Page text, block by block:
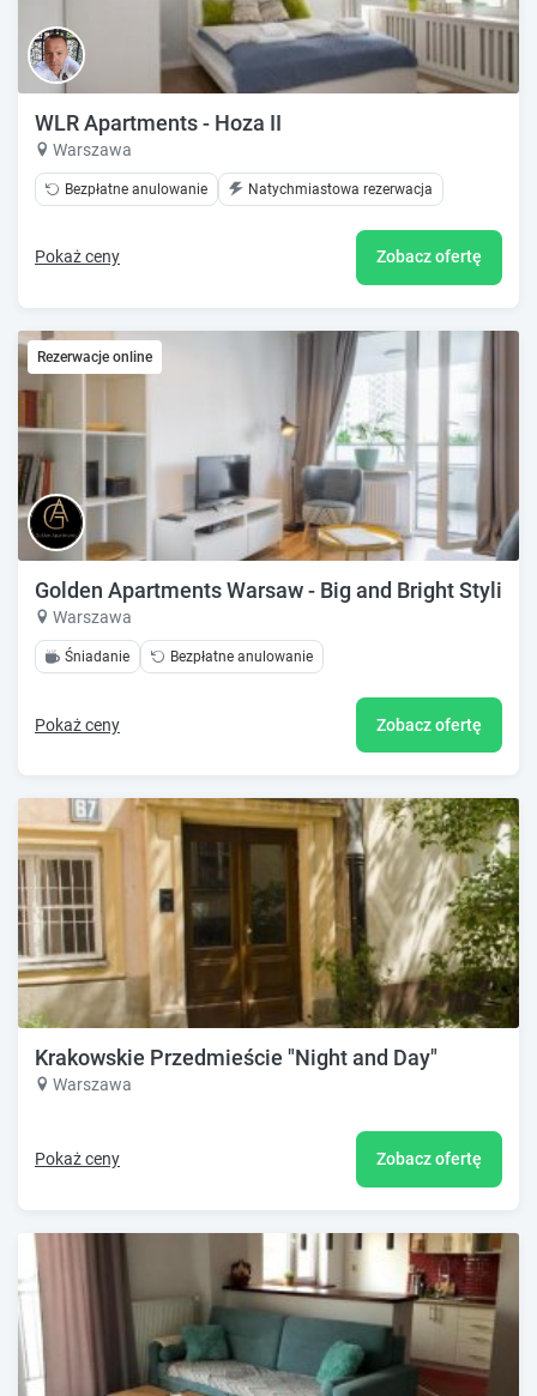
WLR Apartments - Hoza II
Warszawa
Bezpłatne anulowanie Natychmiastowa rezerwacja
Pokaż ceny Zobacz ofertę
Rezerwacje online
Golden Apartments Warsaw - Big and Bright Stylish
Warszawa
Śniadanie Bezpłatne anulowanie
Pokaż ceny Zobacz ofertę
Krakowskie Przedmieście "Night and Day"
Warszawa
Pokaż ceny Zobacz ofertę